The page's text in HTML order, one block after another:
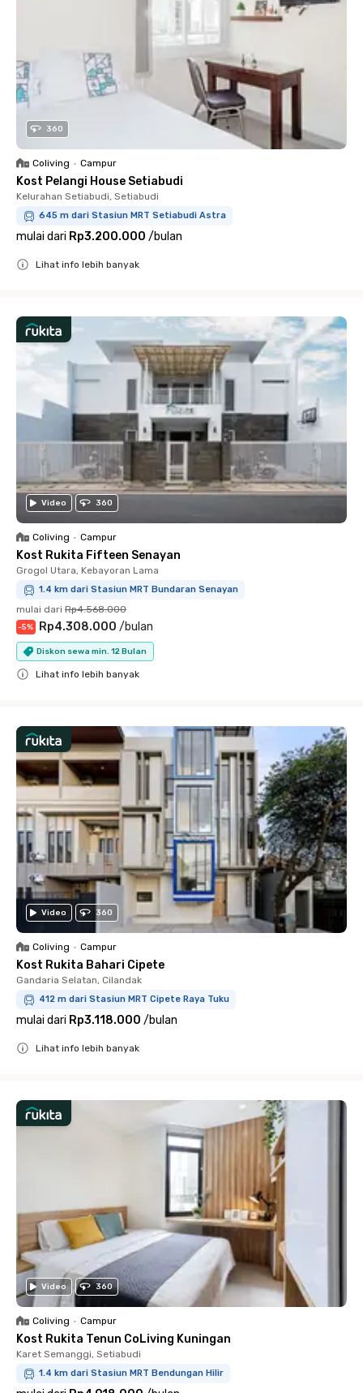
360
Coliving • Campur
Kost Pelangi House Setiabudi
Kelurahan Setiabudi, Setiabudi
645 m dari Stasiun MRT Setiabudi Astra
mulai dari Rp3.200.000 /bulan
Lihat info lebih banyak
Video 360
Coliving • Campur
Kost Rukita Fifteen Senayan
Grogol Utara, Kebayoran Lama
1.4 km dari Stasiun MRT Bundaran Senayan
mulai dari Rp4.568.000
-5% Rp4.308.000 /bulan
Diskon sewa min. 12 Bulan
Lihat info lebih banyak
Video 360
Coliving • Campur
Kost Rukita Bahari Cipete
Gandaria Selatan, Cilandak
412 m dari Stasiun MRT Cipete Raya Tuku
mulai dari Rp3.118.000 /bulan
Lihat info lebih banyak
Video 360
Coliving • Campur
Kost Rukita Tenun CoLiving Kuningan
Karet Semanggi, Setiabudi
1.4 km dari Stasiun MRT Bendungan Hilir